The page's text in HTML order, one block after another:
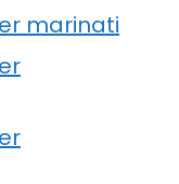
marinati